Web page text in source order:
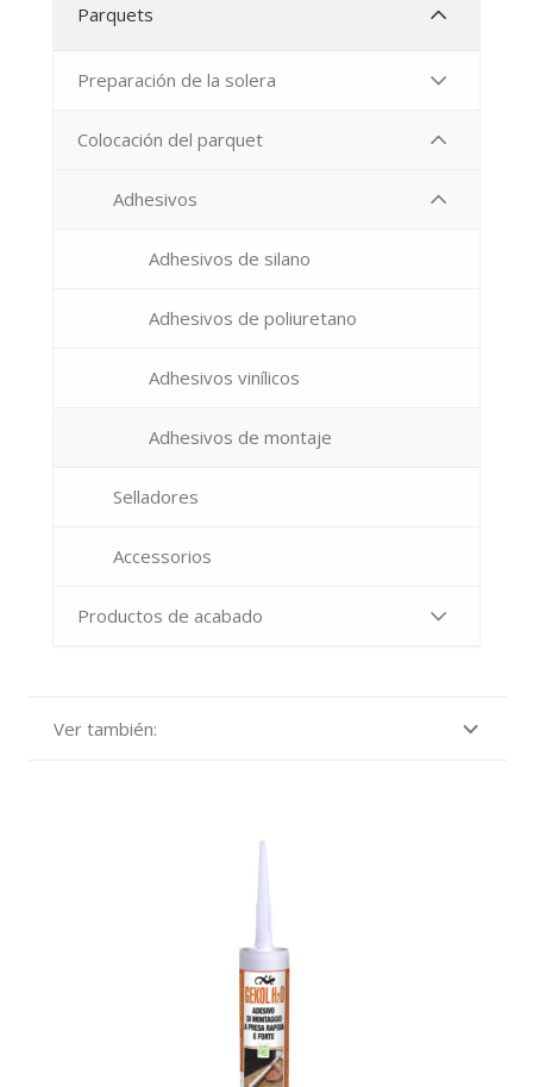
Parquets
Preparación de la solera
Colocación del parquet
Adhesivos
Adhesivos de silano
Adhesivos de poliuretano
Adhesivos vinílicos
Adhesivos de montaje
Selladores
Accessorios
Productos de acabado
Ver también: